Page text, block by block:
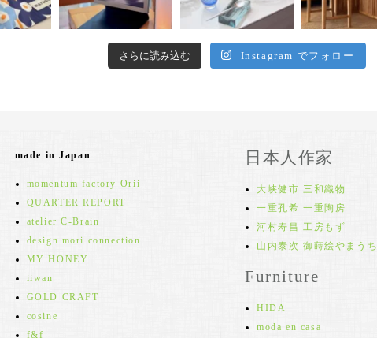
さらに読み込む Instagram でフォロー
made in Japan
momentum factory Orii
QUARTER REPORT
atelier C-Brain
design mori connection
MY HONEY
iiwan
GOLD CRAFT
cosine
f&f
日本人作家
大峡健市 三和織物
一重孔希 一重陶房
河村寿昌 工房もず
山内泰次 御蒔絵やまうち
Furniture
HIDA
moda en casa